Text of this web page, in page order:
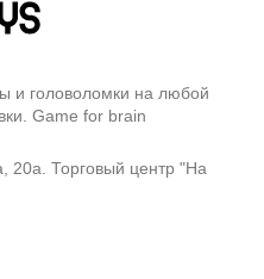
и головоломки на любой
Game for brain
20а. Торговый центр "На